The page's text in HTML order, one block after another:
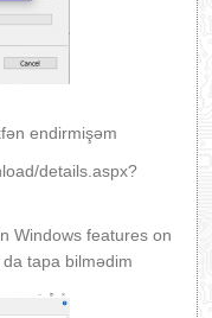
endirmişəm
details.aspx?
Windows features on
tapa bilmədim